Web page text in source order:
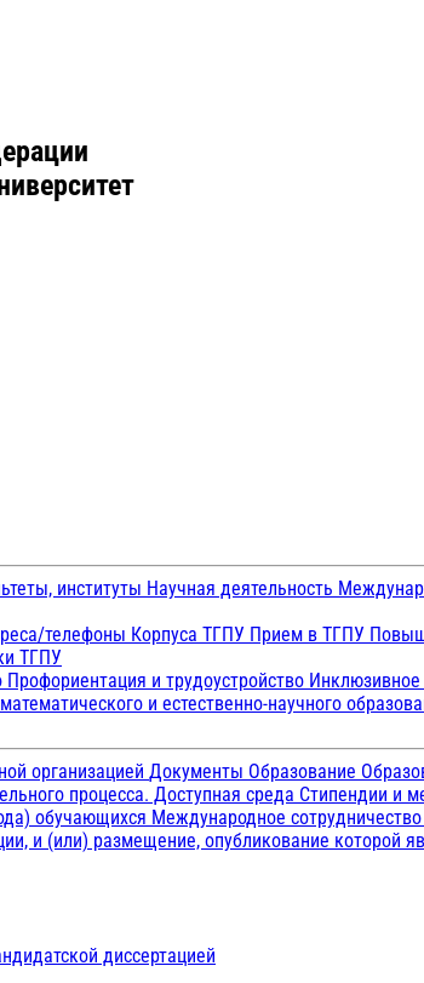
институты Научная деятельность
телефоны Корпуса ТГПУ Прием в ТГПУ
ТГПУ
Профориентация и трудоустройство Инклюзивное
и естественно-научного
организацией Документы Образование
процесса. Доступная среда Стипендии и
обучающихся Международное сотрудничество
и (или) размещение, опубликование которой
диссертацией